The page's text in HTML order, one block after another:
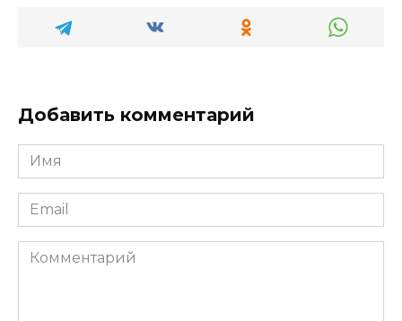
Добавить комментарий
Имя
*
Email
*
Комментарий